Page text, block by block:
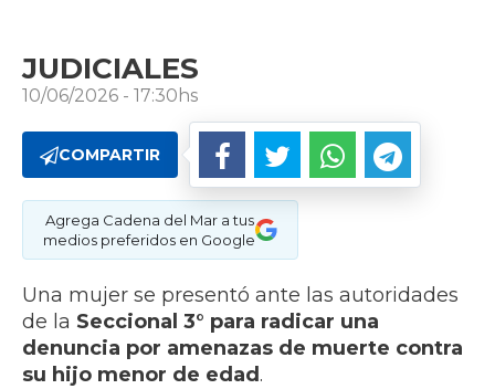
JUDICIALES
10/06/2026 - 17:30hs
COMPARTIR
Agrega Cadena del Mar a tus
medios preferidos en Google
Una mujer se presentó ante las autoridades
de la Seccional 3° para radicar una
denuncia por amenazas de muerte contra
su hijo menor de edad.